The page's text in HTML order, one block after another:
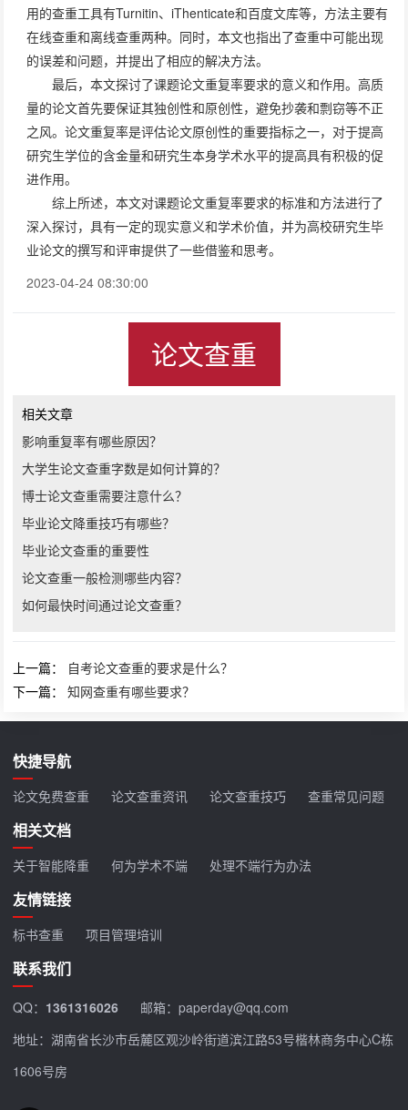
用的查重工具有Turnitin、iThenticate和百度文库等，方法主要有
在线查重和离线查重两种。同时，本文也指出了查重中可能出现
的误差和问题，并提出了相应的解决方法。
最后，本文探讨了课题论文重复率要求的意义和作用。高质
量的论文首先要保证其独创性和原创性，避免抄袭和剽窃等不正
之风。论文重复率是评估论文原创性的重要指标之一，对于提高
研究生学位的含金量和研究生本身学术水平的提高具有积极的促
进作用。
综上所述，本文对课题论文重复率要求的标准和方法进行了
深入探讨，具有一定的现实意义和学术价值，并为高校研究生毕
业论文的撰写和评审提供了一些借鉴和思考。
2023-04-24 08:30:00
论文查重
相关文章
影响重复率有哪些原因？
大学生论文查重字数是如何计算的？
博士论文查重需要注意什么？
毕业论文降重技巧有哪些？
毕业论文查重的重要性
论文查重一般检测哪些内容？
如何最快时间通过论文查重？
上一篇： 自考论文查重的要求是什么？
下一篇：知网查重有哪些要求？
快捷导航
论文免费查重 论文查重资讯 论文查重技巧 查重常见问题
相关文档
关于智能降重 何为学术不端 处理不端行为办法
友情链接
标书查重 项目管理培训
联系我们
QQ： 1361316026
邮箱：paperday@qq.com
地址：湖南省长沙市岳麓区观沙岭街道滨江路53号楷林商务中心C栋
1606号房